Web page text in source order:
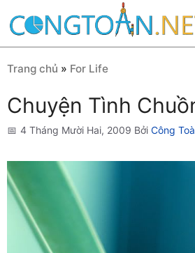
đến
Trang chủ » For Life
Chuyện Tình
4 Tháng Mười Hai, 2009 Bởi Công